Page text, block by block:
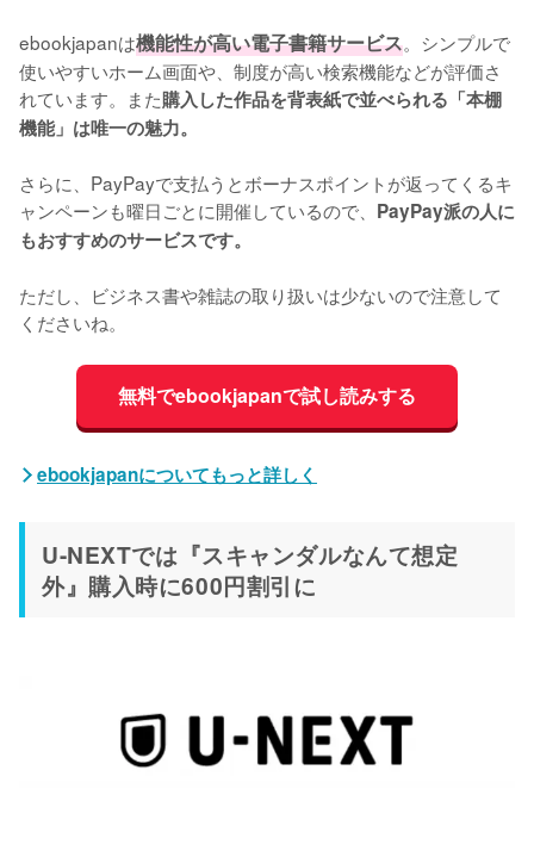
ebookjapanは機能性が高い電子書籍サービス。シンプルで
使いやすいホーム画面や、制度が高い検索機能などが評価さ
れています。また購入した作品を背表紙で並べられる「本棚
機能」は唯一の魅力。
さらに、PayPayで支払うとボーナスポイントが返ってくるキ
ャンペーンも曜日ごとに開催しているので、 PayPay派の人に
もおすすめのサービスです。
ただし、ビジネス書や雑誌の取り扱いは少ないので注意して
くださいね。
無料でebookjapanで試し読みする
ebookjapanについてもっと詳しく
U-NEXTでは『スキャンダルなんて想定
外』購入時に600円割引に